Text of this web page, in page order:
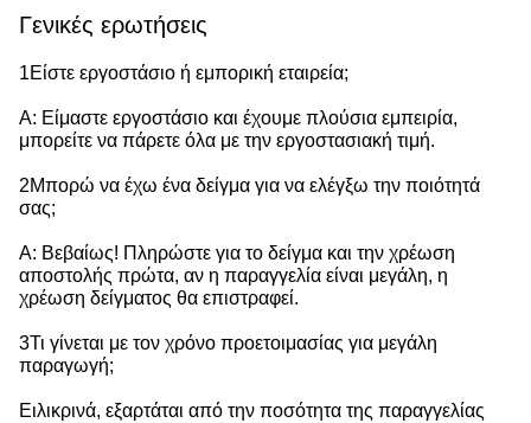
Γενικές ερωτήσεις
1Είστε εργοστάσιο ή εμπορική εταιρεία;
Α: Είμαστε εργοστάσιο και έχουμε πλούσια εμπειρία,
μπορείτε να πάρετε όλα με την εργοστασιακή τιμή.
2Μπορώ να έχω ένα δείγμα για να ελέγξω την ποιότητά
σας;
Α: Βεβαίως! Πληρώστε για το δείγμα και την χρέωση
αποστολής πρώτα, αν η παραγγελία είναι μεγάλη, η
χρέωση δείγματος θα επιστραφεί.
3Τι γίνεται με τον χρόνο προετοιμασίας για μεγάλη
παραγωγή;
Ειλικρινά, εξαρτάται από την ποσότητα της παραγγελίας